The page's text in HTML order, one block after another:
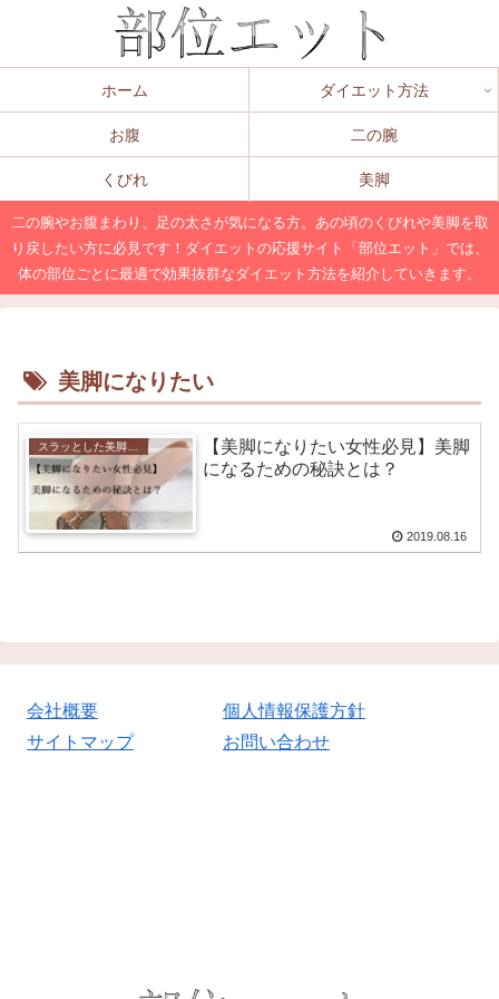
ホーム ダイエット方法
お腹 二の腕
くびれ 美脚
二の腕やお腹まわり、足の太さが気になる方。あの頃のくびれや美脚を取
り戻したい方に必見です！ダイエットの応援サイト「部位エット」では、
体の部位ごとに最適で効果抜群なダイエット方法を紹介していきます。
美脚になりたい
【美脚になりたい女性必見】美脚
になるための秘訣とは？
2019.08.16
会社概要
個人情報保護方針
サイトマップ
お問い合わせ